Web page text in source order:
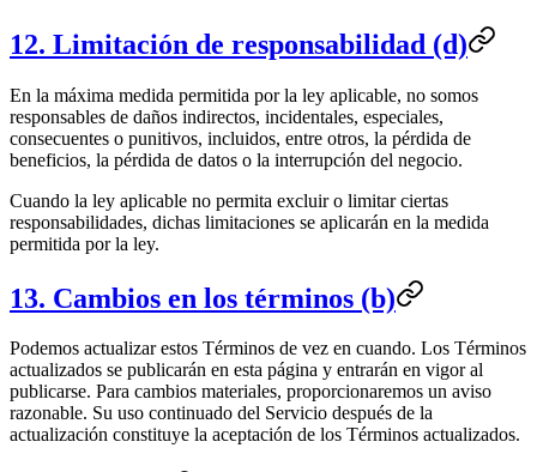
12. Limitación de responsabilidad (d)
En la máxima medida permitida por la ley aplicable, no somos
responsables de daños indirectos, incidentales, especiales,
consecuentes o punitivos, incluidos, entre otros, la pérdida de
beneficios, la pérdida de datos o la interrupción del negocio.
Cuando la ley aplicable no permita excluir o limitar ciertas
responsabilidades, dichas limitaciones se aplicarán en la medida
permitida por la ley.
13. Cambios en los términos (b)
Podemos actualizar estos Términos de vez en cuando. Los Términos
actualizados se publicarán en esta página y entrarán en vigor al
publicarse. Para cambios materiales, proporcionaremos un aviso
razonable. Su uso continuado del Servicio después de la
actualización constituye la aceptación de los Términos actualizados.